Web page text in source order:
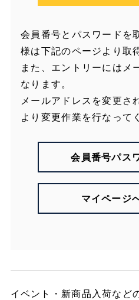
会員番号とパスワードを
様は下記のページより取
また、エントリーにはメ
なります。
メールアドレスを変更さ
より変更作業を行なって
会員番号パス
マイページ
イベント・新商品入荷など